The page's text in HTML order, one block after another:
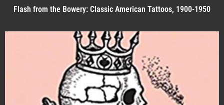
Flash from the Bowery: Classic American Tattoos, 1900-1950